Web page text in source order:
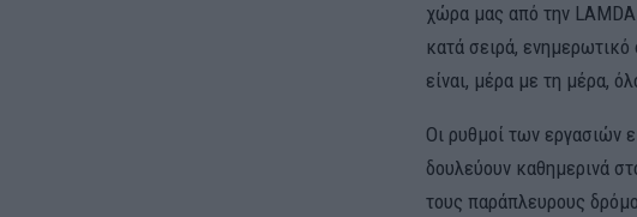
χώρα μας από την
κατά σειρά,
είναι, μέρα με τη μέρα,
Οι ρυθμοί των εργασιών
δουλεύουν καθημερινά
τους παράπλευρους